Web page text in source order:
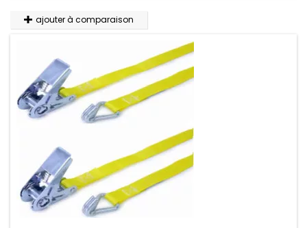
ajouter à comparaison